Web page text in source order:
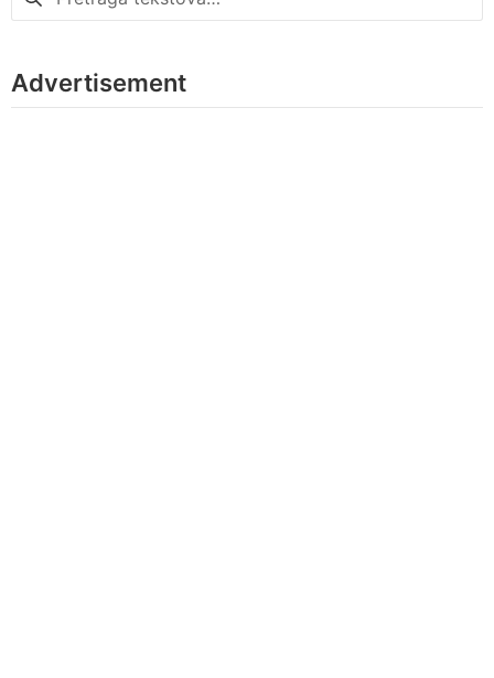
za:
Advertisement